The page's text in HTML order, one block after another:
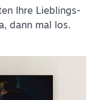
Ihre Lieblings-
dann mal los.